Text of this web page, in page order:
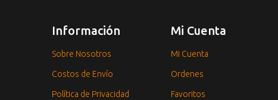
Información
Sobre Nosotros
Costos de Envío
Política de Privacidad
Mi Cuenta
Mi Cuenta
Ordenes
Favoritos